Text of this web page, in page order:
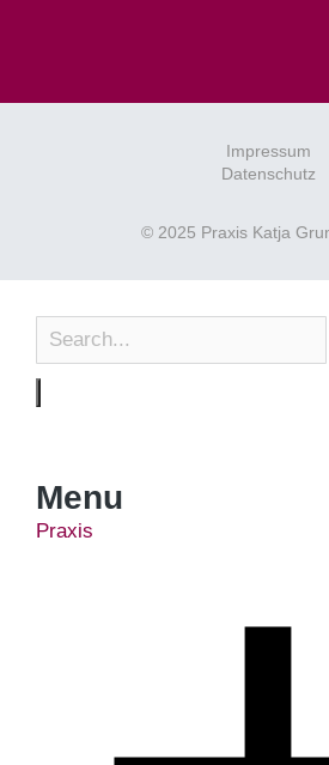
© 2025 Praxis Katja
Impressum
Datenschutz
Menu
Praxis